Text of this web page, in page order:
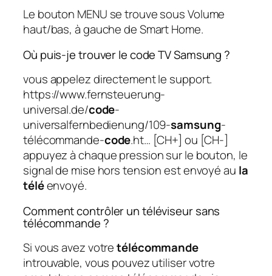
Le bouton MENU se trouve sous Volume
haut/bas, à gauche de Smart Home.
Où puis-je trouver le code TV Samsung ?
vous appelez directement le support.
https://www.fernsteuerung-
universal.de/code-
universalfernbedienung/109-samsung-
télécommande-code.ht… [CH+] ou [CH-]
appuyez à chaque pression sur le bouton, le
signal de mise hors tension est envoyé au la
téléenvoyé.
Comment contrôler un téléviseur sans
télécommande ?
Si vous avez votretélécommande
introuvable, vous pouvez utiliser votre